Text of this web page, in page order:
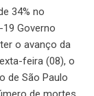
34% no
Governo
o avanço da
feira (08), o
de São Paulo